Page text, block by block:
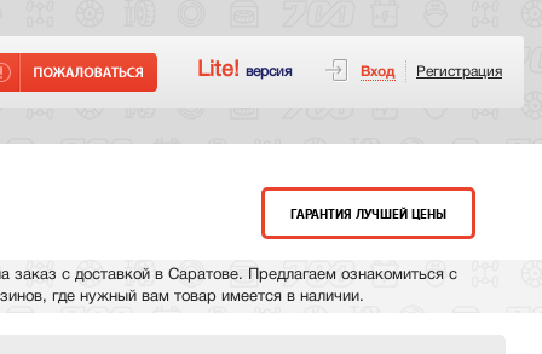
Lite! версия Вход Регистрация
ГАРАНТИЯ ЛУЧШЕЙ ЦЕНЫ
с доставкой в Саратове. Предлагаем ознакомиться с
где нужный вам товар имеется в наличии.